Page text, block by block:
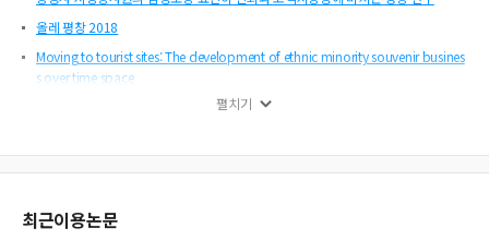
올레 평창 2018
Moving to tourist sites: The development of ethnic minority souvenir busines
s over time space
관광안내체계 구축지원 사업의 효과 분석
hotels' consumer consumption values and green communication
펼치기
최근이용논문